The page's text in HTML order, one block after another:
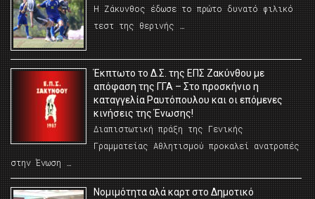
Η Ζάκυνθος έδωσε το πρώτο δυνατό φιλικό
τεστ της θερινής …
Έκπτωτο το Δ.Σ. της ΕΠΣ Ζακύνθου με
απόφαση της ΓΓΑ – Στο προσκήνιο η
καταγγελία Ραυτόπουλου και οι επόμενες
κινήσεις της Ένωσης!
Διαπιστωτική πράξη της Γενικής
Γραμματείας Αθλητισμού προκαλεί ανατροπές
στην Ένωση …
Νομιμότητα αλά καρτ στο Δημοτικό